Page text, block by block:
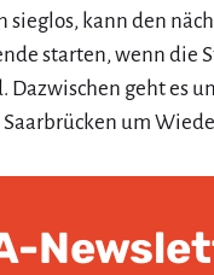
sieglos, kann den
starten, wenn die
Dazwischen geht es
Saarbrücken um